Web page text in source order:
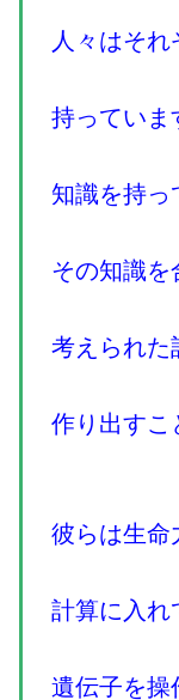
人々はそ
持っていま
知識を持っ
その知識を
考えられた
作り出すこ
彼らは生命
計算に入れ
遺伝子を操